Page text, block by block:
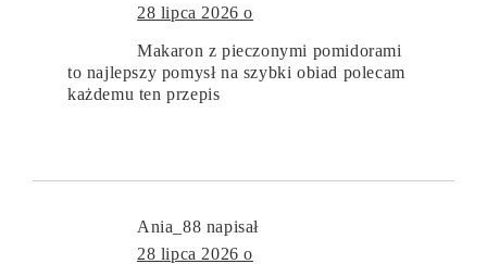
28 lipca 2026 o
Makaron z pieczonymi pomidorami
to najlepszy pomysł na szybki obiad polecam
każdemu ten przepis
Ania_88 napisał
28 lipca 2026 o